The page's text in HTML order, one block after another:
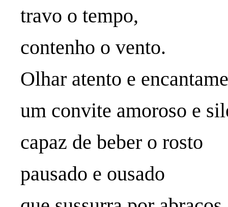
travo o tempo,
contenho o vento.
Olhar atento e
um convite amoroso e
capaz de beber o rosto
pausado e ousado